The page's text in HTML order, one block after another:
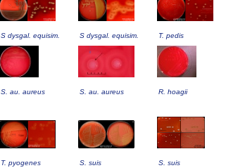
S dysgal. equisim. S dysgal. equisim. T. pedis
S. au. aureus S. au. aureus R. hoagii
T. pyogenes S. suis S. suis